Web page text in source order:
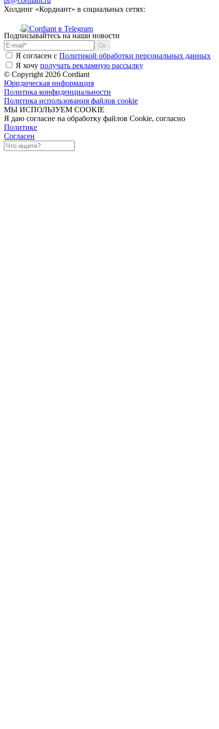
Холдинг «Кордиант» в социальных сетях:
Подписывайтесь на наши новости
Я согласен с Политикой обработки персональных данных
Я хочу получать рекламную рассылку
© Copyright 2026 Cordiant
Юридическая информация
Политика конфиденциальности
Политика использования файлов cookie
МЫ ИСПОЛЬЗУЕМ COOKIE
Я даю согласие на обработку файлов Cookie, согласно
Политике
Согласен